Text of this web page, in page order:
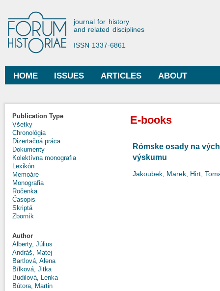
Forum Historiae
journal for history
and related disciplines
ISSN 1337-6861
Main menu
HOME ISSUES ARTICLES ABOUT
Publication Type
Všetky
Chronológia
Dizertačná práca
Dokumenty
Kolektívna monografia
Lexikón
Memoáre
Monografia
Ročenka
Časopis
Skriptá
Zborník
Author
Alberty, Július
Andráš, Matej
Bartlová, Alena
Bílková, Jitka
Budilová, Lenka
Bútora, Martin
E-books
Rómske osady na
výskumu
Jakoubek, Marek Hirt,